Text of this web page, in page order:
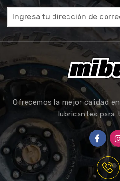
Ofrecemos la mejor calidad
lubricantes para